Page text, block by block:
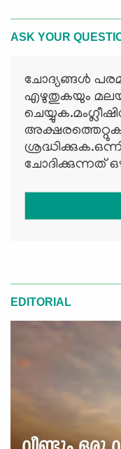
ASK YOUR
ചോദ്യങ്ങള്‍
എഴുതുകയും
ചോദിക്കുന്നത്
EDITORIAL